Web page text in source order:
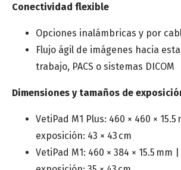
Conectividad flexible
Opciones inalámbricas y por
Flujo ágil de imágenes hacia
trabajo, PACS o sistemas DICOM
Dimensiones y tamaños de
VetiPad M1 Plus: 460 × 460 ×
exposición: 43 × 43 cm
VetiPad M1: 460 × 384 × 15.5 mm